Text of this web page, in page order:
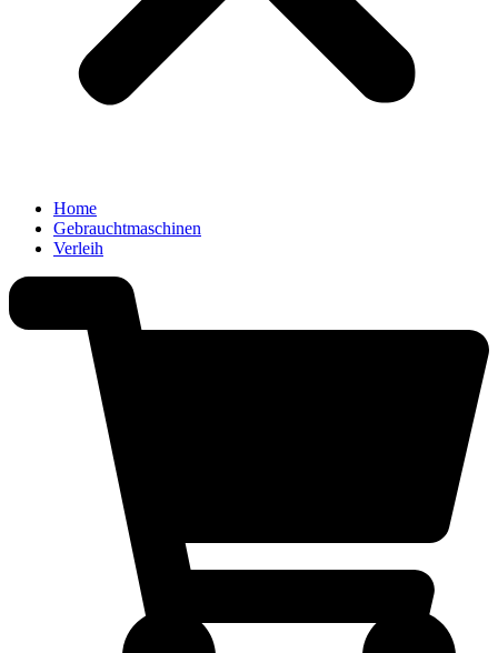
Home
Gebrauchtmaschinen
Verleih